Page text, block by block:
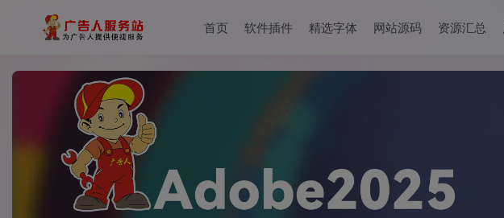
首页 软件插件 精选字体 网站源码 资源汇总